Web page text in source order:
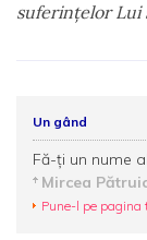
suferinţelor Lui
Un gând
Fă-ţi un nume
Mircea
Pune-l pe pagina